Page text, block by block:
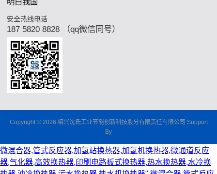
安全热线电话
187 5820 8828 （qq微信同号）
Copyright © 2026 绍兴沈氏工业节能创新科技股分有限责任有限公司 Support
By
微混合器,管式反应器,加氢站换热器,加氢机换热器,微通道反应
器,气化器,高效换热器,印刷电路板式换热器,热水换热器,水冷换